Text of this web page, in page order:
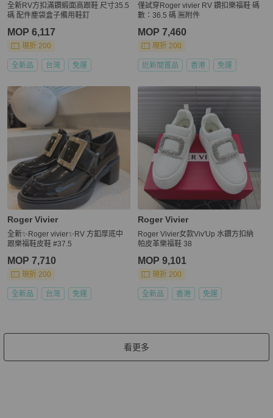
全新RV方扣滿鑽緞面高跟鞋 尺寸35.5
碼 配件塵袋盒子備用鞋釘
MOP 6,117
現折 200
全新品 台灣 免運
僅試穿Roger vivier RV 鑽扣樂福鞋 碼
數：36.5 碼 🈚附件
MOP 7,460
現折 200
近新閒置品 香港 免運
Roger Vivier
全新✨Roger vivier✨RV 方釦厚底中
跟樂福鞋皮鞋 #37.5
MOP 7,710
現折 200
全新品 台灣 免運
Roger Vivier
Roger Vivier女款Viv'Up 水鑽方扣納
帕皮革樂福鞋 38
MOP 9,101
現折 200
全新品 香港 免運
看更多